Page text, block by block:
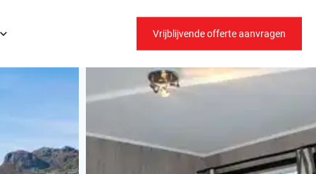
Vrijblijvende offerte aanvragen